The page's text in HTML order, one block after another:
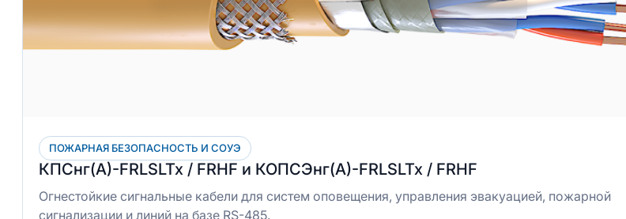
ПОЖАРНАЯ БЕЗОПАСНОСТЬ И СОУЭ
КПСнг(А)-FRLSLTx / FRHF и КОПСЭнг(А)-FRLSLTx / FRHF
Огнестойкие сигнальные кабели для систем оповещения, управления эвакуацией, пожарной
сигнализации и линий на базе RS-485.